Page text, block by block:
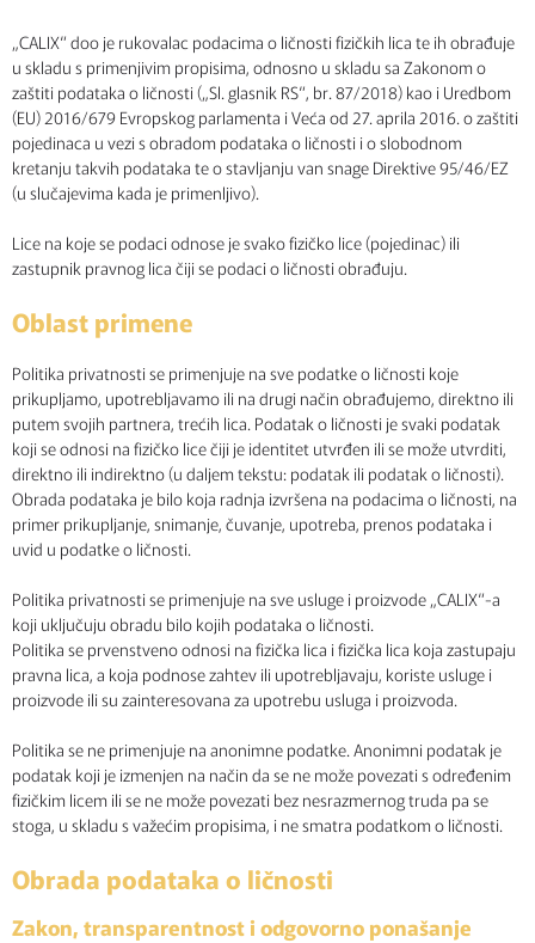
„CALIX“ doo je rukovalac podacima o ličnosti fizičkih lica te ih obrađuje
u skladu s primenjivim propisima, odnosno u skladu sa Zakonom o
zaštiti podataka o ličnosti („Sl. glasnik RS“, br. 87/2018) kao i Uredbom
(EU) 2016/679 Evropskog parlamenta i Veća od 27. aprila 2016. o zaštiti
pojedinaca u vezi s obradom podataka o ličnosti i o slobodnom
kretanju takvih podataka te o stavljanju van snage Direktive 95/46/EZ
(u slučajevima kada je primenljivo).
Lice na koje se podaci odnose je svako fizičko lice (pojedinac) ili
zastupnik pravnog lica čiji se podaci o ličnosti obrađuju.
Oblast primene
Politika privatnosti se primenjuje na sve podatke o ličnosti koje
prikupljamo, upotrebljavamo ili na drugi način obrađujemo, direktno ili
putem svojih partnera, trećih lica. Podatak o ličnosti je svaki podatak
koji se odnosi na fizičko lice čiji je identitet utvrđen ili se može utvrditi,
direktno ili indirektno (u daljem tekstu: podatak ili podatak o ličnosti).
Obrada podataka je bilo koja radnja izvršena na podacima o ličnosti, na
primer prikupljanje, snimanje, čuvanje, upotreba, prenos podataka i
uvid u podatke o ličnosti.
Politika privatnosti se primenjuje na sve usluge i proizvode „CALIX“-a
koji uključuju obradu bilo kojih podataka o ličnosti.
Politika se prvenstveno odnosi na fizička lica i fizička lica koja zastupaju
pravna lica, a koja podnose zahtev ili upotrebljavaju, koriste usluge i
proizvode ili su zainteresovana za upotrebu usluga i proizvoda.
Politika se ne primenjuje na anonimne podatke. Anonimni podatak je
podatak koji je izmenjen na način da se ne može povezati s određenim
fizičkim licem ili se ne može povezati bez nesrazmernog truda pa se
stoga, u skladu s važećim propisima, i ne smatra podatkom o ličnosti.
Obrada podataka o ličnosti
Zakon, transparentnost i odgovorno ponašanje